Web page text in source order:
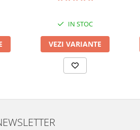
IN STOC
VEZI VARIANTE